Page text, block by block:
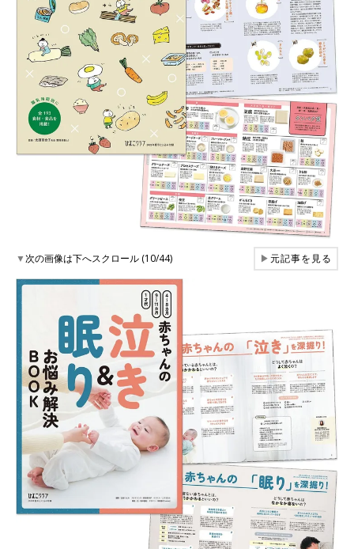
▼次の画像は下へスクロール (10/44) ▶元記事を見る